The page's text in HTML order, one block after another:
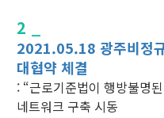
2 _
2021.05.18 광주비정
대협약 체결
: “근로기준법이 행방불명
네트워크 구축 시동